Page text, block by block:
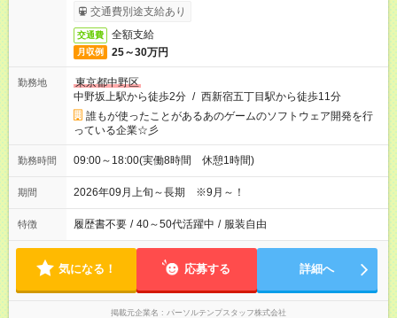
交通費別途支給あり
交通費 全額支給
月収例 25～30万円
勤務地
東京都中野区
中野坂上駅から徒歩2分 / 西新宿五丁目駅から徒歩11分
誰もが使ったことがあるあのゲームのソフトウェア開発を行
っている企業☆彡
勤務時間 09:00～18:00(実働8時間 休憩1時間)
期間 2026年09月上旬～長期 ※9月～！
特徴 履歴書不要 / 40～50代活躍中 / 服装自由
気になる！ 応募する 詳細へ
掲載元企業名 パーソルテンプスタッフ株式会社